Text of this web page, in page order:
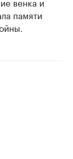
памяти